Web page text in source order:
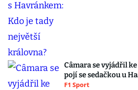
Câmara se vyjádřil
pojí se sedačkou u
F1 Sport